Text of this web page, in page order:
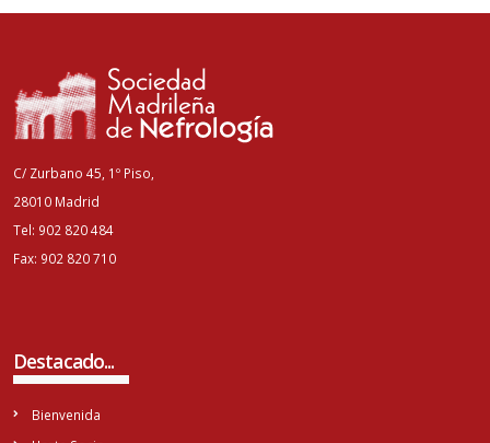
C/ Zurbano 45, 1º Piso,
28010 Madrid
Tel: 902 820 484
Fax: 902 820 710
Destacado...
Bienvenida